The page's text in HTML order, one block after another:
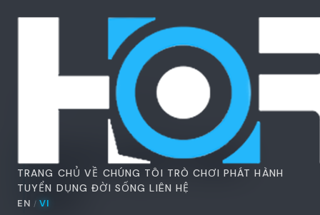
TRANG CHỦVỀ CHÚNG TÔI TRÒ CHƠI PHÁT HÀNH
TUYỂN DỤNGĐỜI SỐNGLIÊN HỆ
EN / VI
🇬🇧 EN
Chính sách bảo mật
Chính sách bảo
mật